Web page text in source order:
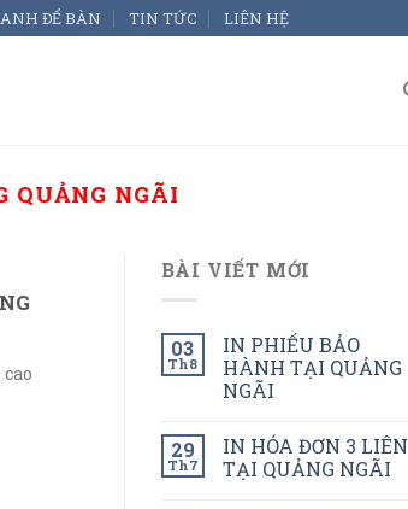
ĐỂ BÀN TIN TỨC LIÊN HỆ
QUẢNG NGÃI
BÀI VIẾT MỚI
03
Th8
IN PHIẾU BẢO
HÀNH TẠI QUẢNG
NGÃI
29
Th7
IN HÓA ĐƠN 3 LIÊN
TẠI QUẢNG NGÃI